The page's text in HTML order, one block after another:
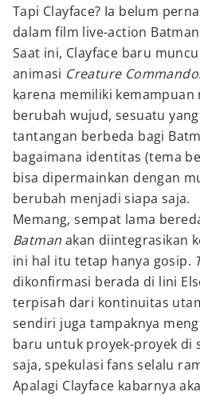
Tapi Clayface? Ia belum
dalam film live-action
Saat ini, Clayface baru
animasi Creature
karena memiliki
berubah wujud, sesuatu
tantangan berbeda bagi
bagaimana identitas (tema
bisa dipermainkan dengan
berubah menjadi siapa saja.
Memang, sempat lama
Batman akan diintegrasikan
ini hal itu tetap hanya gosip.
dikonfirmasi berada di lini
terpisah dari kontinuitas
sendiri juga tampaknya
baru untuk proyek-proyek di
saja, spekulasi fans selalu
Apalagi Clayface kabarnya